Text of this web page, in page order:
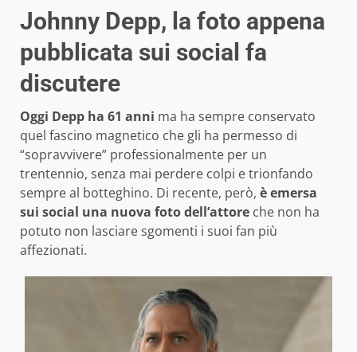
Johnny Depp, la foto appena
pubblicata sui social fa
discutere
Oggi Depp ha 61 anni ma ha sempre conservato
quel fascino magnetico che gli ha permesso di
“sopravvivere” professionalmente per un
trentennio, senza mai perdere colpi e trionfando
sempre al botteghino. Di recente, però, è emersa
sui social una nuova foto dell’attore che non ha
potuto non lasciare sgomenti i suoi fan più
affezionati.